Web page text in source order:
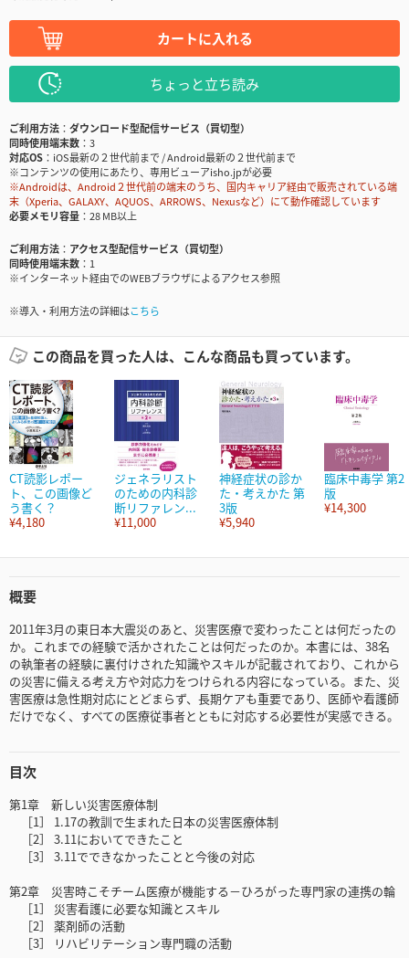
カートに入れる
ちょっと立ち読み
ご利用方法
ダウンロード型配信サービス（買切型）
同時使用端末数
3
対応OS
iOS最新の２世代前まで / Android最新の２世代前まで
※コンテンツの使用にあたり、専用ビューアisho.jpが必要
※Androidは、Android２世代前の端末のうち、国内キャリア経由で販売されている端
末（Xperia、GALAXY、AQUOS、ARROWS、Nexusなど）にて動作確認しています
必要メモリ容量
28 MB以上
ご利用方法
アクセス型配信サービス（買切型）
同時使用端末数
1
※インターネット経由でのWEBブラウザによるアクセス参照
※導入・利用方法の詳細はこちら
この商品を買った人は、こんな商品も買っています。
CT読影レポー
ト、この画像ど
う書く？
¥4,180
ジェネラリスト
のための内科診
断リファレン...
¥11,000
神経症状の診か
た・考えかた 第
3版
¥5,940
臨床中毒学 第2
版
¥14,300
概要
2011年3月の東日本大震災のあと、災害医療で変わったことは何だったの
か。これまでの経験で活かされたことは何だったのか。本書には、38名
の執筆者の経験に裏付けされた知識やスキルが記載されており、これから
の災害に備える考え方や対応力をつけられる内容になっている。また、災
害医療は急性期対応にとどまらず、長期ケアも重要であり、医師や看護師
だけでなく、すべての医療従事者とともに対応する必要性が実感できる。
目次
第1章 新しい災害医療体制
［1］ 1.17の教訓で生まれた日本の災害医療体制
［2］ 3.11においてできたこと
［3］ 3.11でできなかったことと今後の対応
第2章 災害時こそチーム医療が機能する－ひろがった専門家の連携の輪
［1］ 災害看護に必要な知識とスキル
［2］ 薬剤師の活動
［3］ リハビリテーション専門職の活動